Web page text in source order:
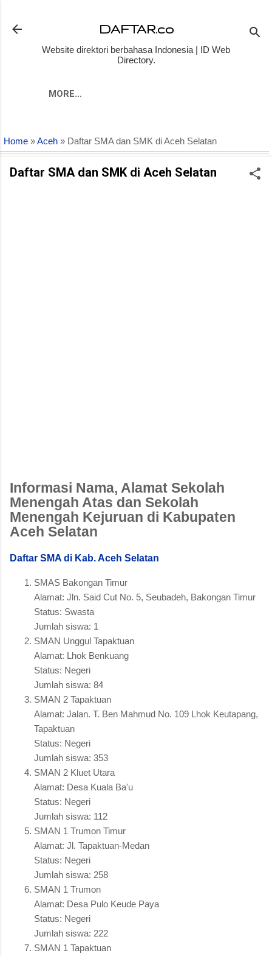
DAFTAR.co
Website direktori berbahasa Indonesia | ID Web
Directory.
MORE…
Home »Aceh » Daftar SMA dan SMK di Aceh Selatan
Daftar SMA dan SMK di Aceh Selatan
Informasi Nama, Alamat Sekolah
Menengah Atas dan Sekolah
Menengah Kejuruan di Kabupaten
Aceh Selatan
Daftar SMA di Kab. Aceh Selatan
SMAS Bakongan Timur
Alamat: Jln. Said Cut No. 5, Seubadeh, Bakongan Timur
Status: Swasta
Jumlah siswa: 1
SMAN Unggul Tapaktuan
Alamat: Lhok Benkuang
Status: Negeri
Jumlah siswa: 84
SMAN 2 Tapaktuan
Alamat: Jalan. T. Ben Mahmud No. 109 Lhok Keutapang,
Tapaktuan
Status: Negeri
Jumlah siswa: 353
SMAN 2 Kluet Utara
Alamat: Desa Kuala Ba'u
Status: Negeri
Jumlah siswa: 112
SMAN 1 Trumon Timur
Alamat: Jl. Tapaktuan-Medan
Status: Negeri
Jumlah siswa: 258
SMAN 1 Trumon
Alamat: Desa Pulo Keude Paya
Status: Negeri
Jumlah siswa: 222
SMAN 1 Tapaktuan